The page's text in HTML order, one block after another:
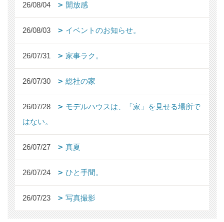
26/08/04 開放感
26/08/03 イベントのお知らせ。
26/07/31 家事ラク。
26/07/30 総社の家
26/07/28
モデルハウスは、「家」を見せる場所で
はない。
26/07/27 真夏
26/07/24 ひと手間。
26/07/23 写真撮影